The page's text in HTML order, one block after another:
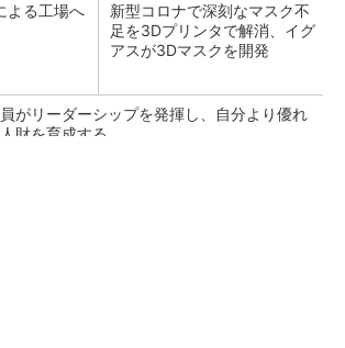
よる工場へ
新型コロナで深刻なマスク不
足を3Dプリンタで解消、イグ
アスが3Dマスクを開発
がリーダーシップを発揮し、自分より優れ
財を育成する